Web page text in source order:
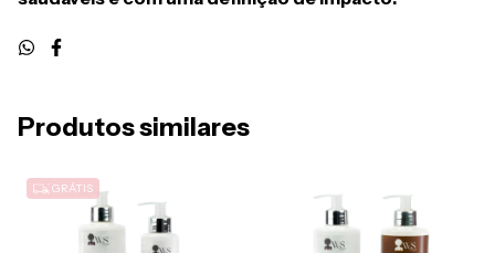
Produtos similares
GRÁTIS